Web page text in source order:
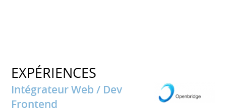
EXPÉRIENCES
Intégrateur Web / Dev
Frontend